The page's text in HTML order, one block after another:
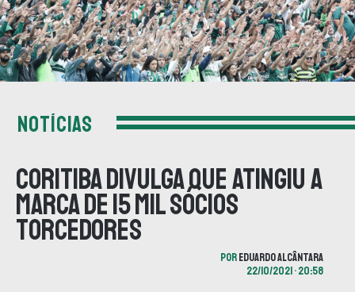
NOTÍCIAS
Coritiba divulga que atingiu a
marca de 15 mil sócios
torcedores
POREDUARDO ALCÂNTARA
22/10/2021 • 20:58